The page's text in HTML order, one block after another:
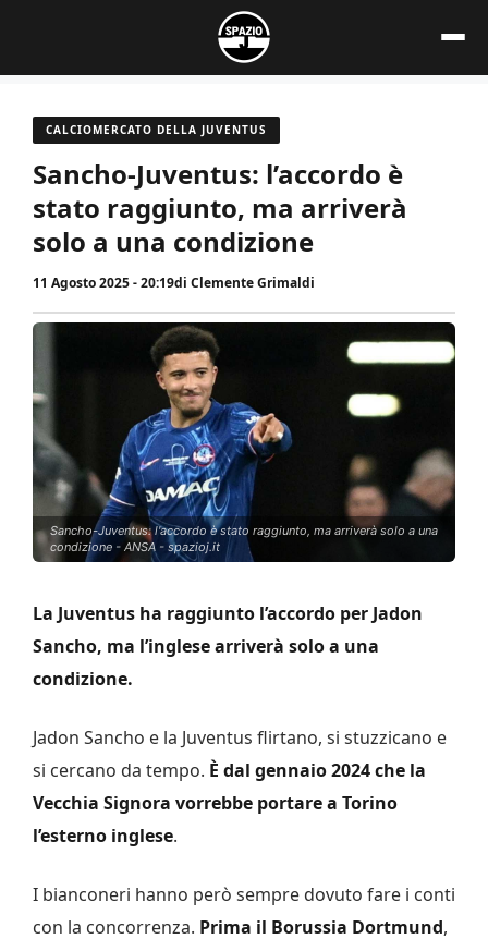
contenuto
CALCIOMERCATO DELLA JUVENTUS
Sancho-Juventus: l’accordo è
stato raggiunto, ma arriverà
solo a una condizione
11 Agosto 2025 - 20:19di Clemente Grimaldi
Sancho-Juventus: l'accordo è stato raggiunto, ma arriverà solo a una
condizione - ANSA - spazioj.it
La Juventus ha raggiunto l’accordo per Jadon
Sancho, ma l’inglese arriverà solo a una
condizione.
Jadon Sancho e la Juventus flirtano, si stuzzicano e
si cercano da tempo. È dal gennaio 2024 che la
Vecchia Signora vorrebbe portare a Torino
l’esterno inglese.
I bianconeri hanno però sempre dovuto fare i conti
con la concorrenza. Prima il Borussia Dortmund,